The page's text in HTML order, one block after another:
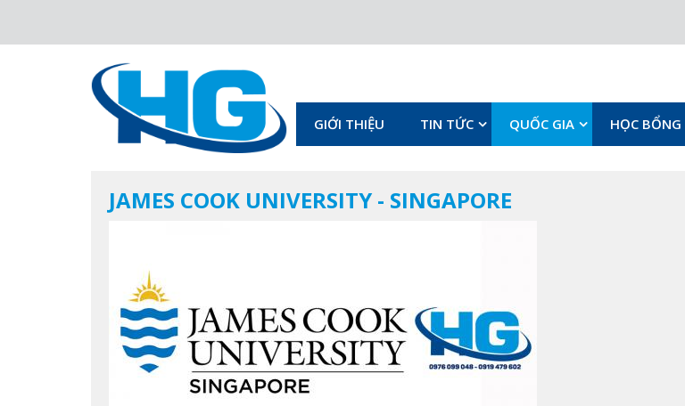
GIỚI THIỆU TIN TỨC QUỐC GIA HỌC BỔNG
JAMES COOK UNIVERSITY - SINGAPORE